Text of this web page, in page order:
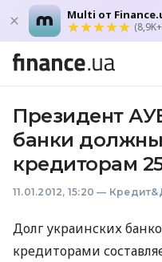
Multi от
Президент
банки
кредиторам
11.01.2012, 15:20 —
Долг украинских
кредиторами